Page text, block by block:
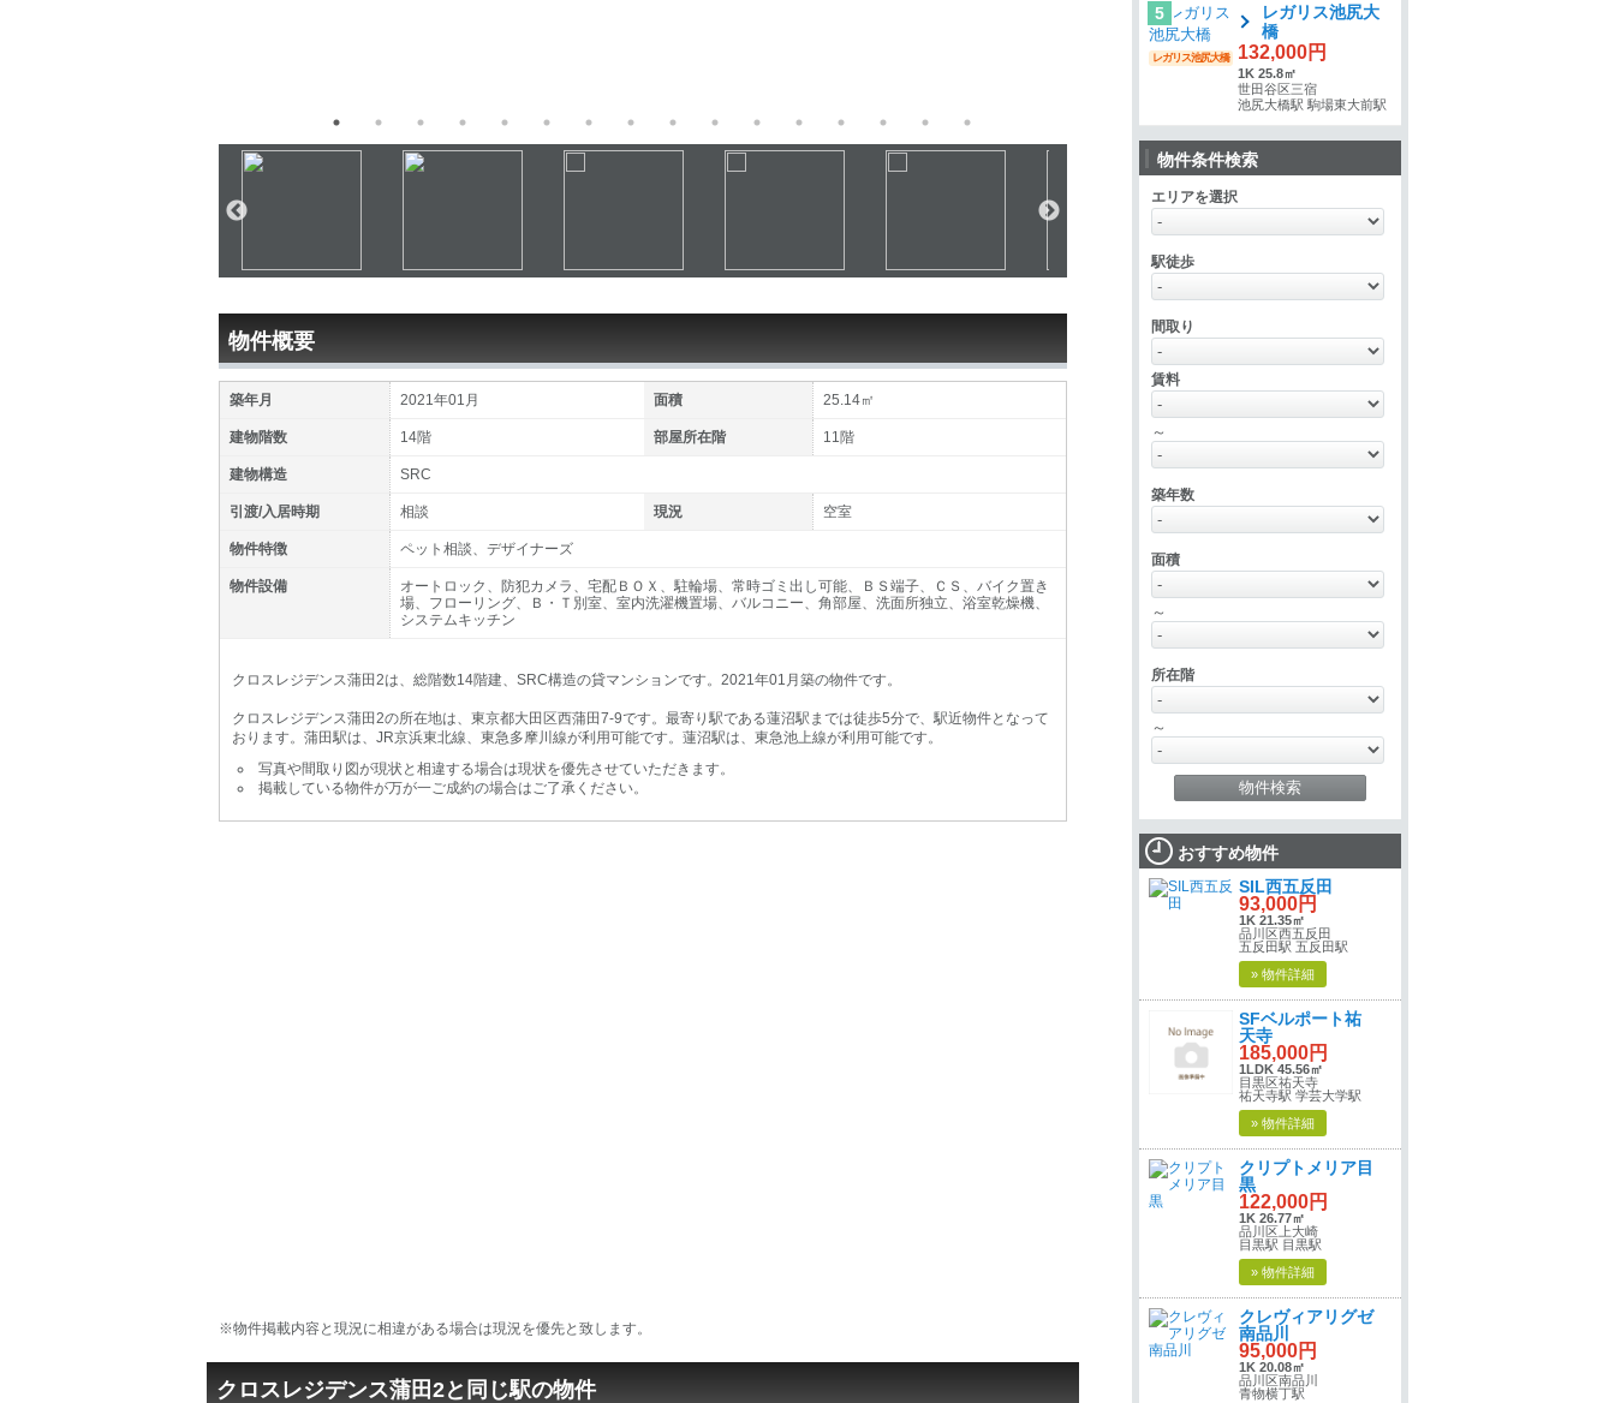
物件概要
築年月 2021年01月 面積 25.14㎡
建物階数 14階 部屋所在階 11階
建物構造 SRC
引渡/入居時期 相談 現況 空室
物件特徴 ペット相談、デザイナーズ
物件設備
オートロック、防犯カメラ、宅配ＢＯＸ、駐輪場、常時ゴミ出し可能、ＢＳ端子、ＣＳ、バイク置き
場、フローリング、Ｂ・Ｔ別室、室内洗濯機置場、バルコニー、角部屋、洗面所独立、浴室乾燥機、
システムキッチン
クロスレジデンス蒲田2は、総階数14階建、SRC構造の貸マンションです。2021年01月築の物件です。
クロスレジデンス蒲田2の所在地は、東京都大田区西蒲田7-9です。最寄り駅である蓮沼駅までは徒歩5分で、駅近物件となって
おります。蒲田駅は、JR京浜東北線、東急多摩川線が利用可能です。蓮沼駅は、東急池上線が利用可能です。
写真や間取り図が現状と相違する場合は現状を優先させていただきます。
掲載している物件が万が一ご成約の場合はご了承ください。
※物件掲載内容と現況に相違がある場合は現況を優先と致します。
クロスレジデンス蒲田2と同じ駅の物件
5
レガリス池尻大橋
レガリス池尻大
橋
132,000円
1K 25.8㎡
世田谷区三宿
池尻大橋駅 駒場東大前駅
物件条件検索
エリアを選択
駅徒歩
間取り
賃料
～
築年数
面積
～
所在階
～
おすすめ物件
SIL西五反田
93,000円
1K 21.35㎡
品川区西五反田
五反田駅 五反田駅
» 物件詳細
SFベルポート祐
天寺
185,000円
1LDK 45.56㎡
目黒区祐天寺
祐天寺駅 学芸大学駅
» 物件詳細
クリプトメリア目
黒
122,000円
1K 26.77㎡
品川区上大崎
目黒駅 目黒駅
» 物件詳細
クレヴィアリグゼ
南品川
95,000円
1K 20.08㎡
品川区南品川
青物横丁駅